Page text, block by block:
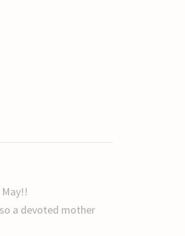
a devoted mother